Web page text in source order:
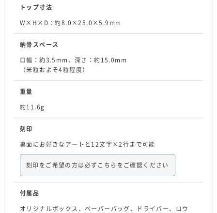
トップ寸法
W×H×D：約8.0×25.0×5.9mm
納骨スペース
口幅：約3.5mm、深さ：約15.0mm
（米粒およそ4粒程度）
重量
約11.6g
刻印
裏面にお好きなアートと12文字×2行まで可能
刻印をご希望の方は必ずこちらをご確認ください
付属品
オリジナルボックス、ペーパーバッグ、ドライバー、ロウ